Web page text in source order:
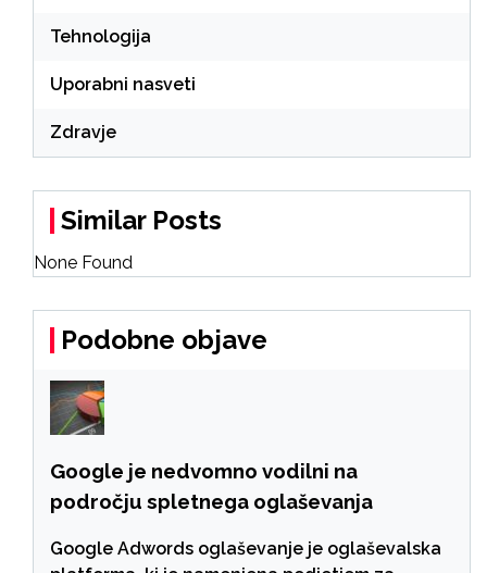
Tehnologija
Uporabni nasveti
Zdravje
Similar Posts
None Found
Podobne objave
Google je nedvomno vodilni na
področju spletnega oglaševanja
Google Adwords oglaševanje je oglaševalska